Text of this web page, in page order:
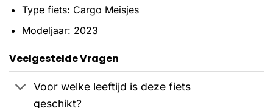
Type fiets: Cargo Meisjes
Modeljaar: 2023
Veelgestelde Vragen
Voor welke leeftijd is deze fiets
geschikt?